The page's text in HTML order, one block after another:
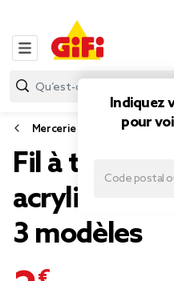
Indiquez
pour
Mercerie
Fil à tricoter
acrylique
3 modèles
2,99 €